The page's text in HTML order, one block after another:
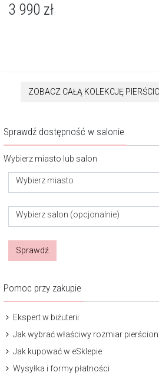
3 990 zł
ZOBACZ CAŁĄ KOLEKCJĘ
Sprawdź dostępność w salonie
Wybierz miasto lub salon
Wybierz miasto
Wybierz salon (opcjonalnie)
Sprawdź
Pomoc przy zakupie
Ekspert w biżuterii
Jak wybrać właściwy rozmiar
Jak kupować w eSklepie
Wysyłka i formy płatności